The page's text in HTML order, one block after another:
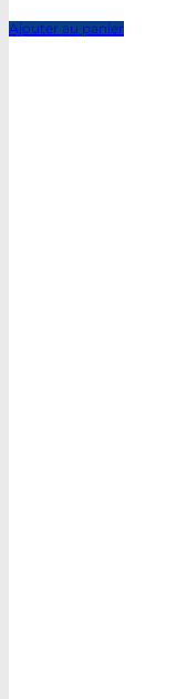
Ajouter au panier